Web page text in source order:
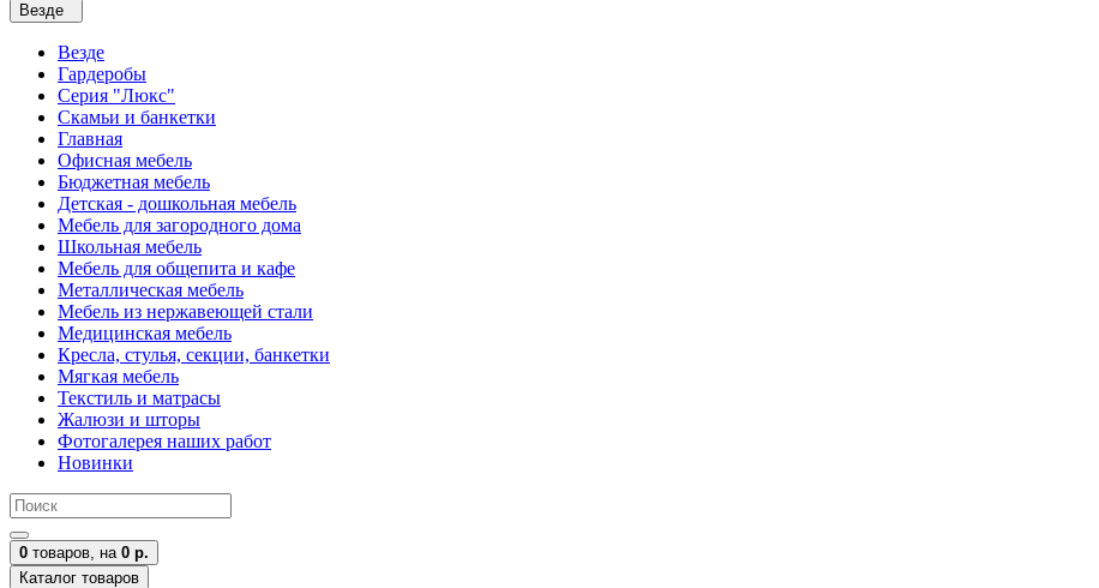
Везде
Везде
Гардеробы
Серия "Люкс"
Скамьи и банкетки
Главная
Офисная мебель
Бюджетная мебель
Детская - дошкольная мебель
Мебель для загородного дома
Школьная мебель
Мебель для общепита и кафе
Металлическая мебель
Мебель из нержавеющей стали
Медицинская мебель
Кресла, стулья, секции, банкетки
Мягкая мебель
Текстиль и матрасы
Жалюзи и шторы
Фотогалерея наших работ
Новинки
0 товаров, на 0 р.
Каталог товаров